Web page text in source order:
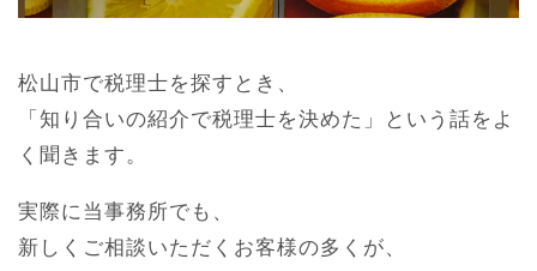
松山市で税理士を探すとき、
「知り合いの紹介で税理士を決めた」という話をよ
く聞きます。
実際に当事務所でも、
新しくご相談いただくお客様の多くが、